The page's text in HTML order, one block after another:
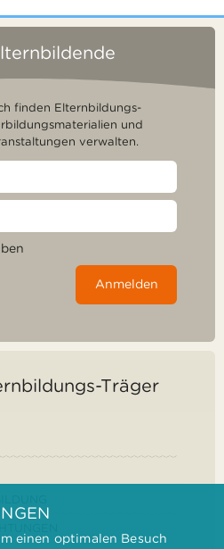
finden Elternbildungs-
und
verwalten.
Anmelden
Träger
einen optimalen Besuch